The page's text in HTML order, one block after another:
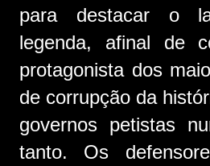
para destacar o
legenda, afinal de
protagonista dos
de corrupção da
governos petistas
tanto. Os